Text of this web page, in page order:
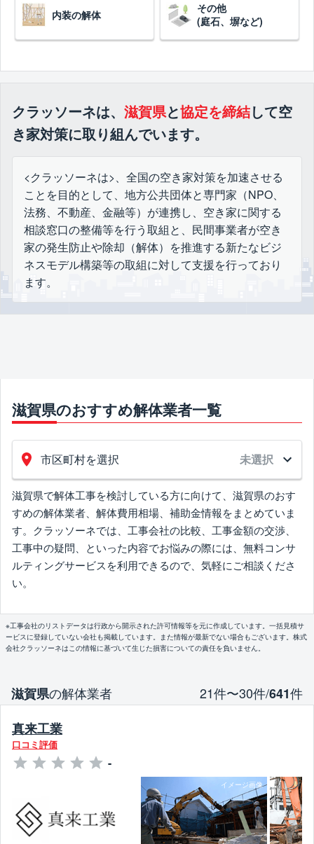
内装の解体
その他
(庭石、塀など)
クラッソーネは、 滋賀県と協定を締結して空
き家対策に取り組んでいます。
<クラッソーネは>、全国の空き家対策を加速させる
ことを目的として、地方公共団体と専門家（NPO、
法務、不動産、金融等）が連携し、空き家に関する
相談窓口の整備等を行う取組と、民間事業者が空き
家の発生防止や除却（解体）を推進する新たなビジ
ネスモデル構築等の取組に対して支援を行っており
ます。
滋賀県のおすすめ解体業者一覧
市区町村を選択 未選択
滋賀県で解体工事を検討している方に向けて、滋賀県のおす
すめの解体業者、解体費用相場、補助金情報をまとめていま
す。クラッソーネでは、工事会社の比較、工事金額の交渉、
工事中の疑問、といった内容でお悩みの際には、無料コンサ
ルティングサービスを利用できるので、気軽にご相談くださ
い。
※工事会社のリストデータは行政から開示された許可情報等を元に作成しています。一括見積サ
ービスに登録していない会社も掲載しています。また情報が最新でない場合もございます。株式
会社クラッソーネはこの情報に基づいて生じた損害についての責任を負いません。
滋賀県の解体業者 21件〜30件/641件
真来工業
口コミ評価
-